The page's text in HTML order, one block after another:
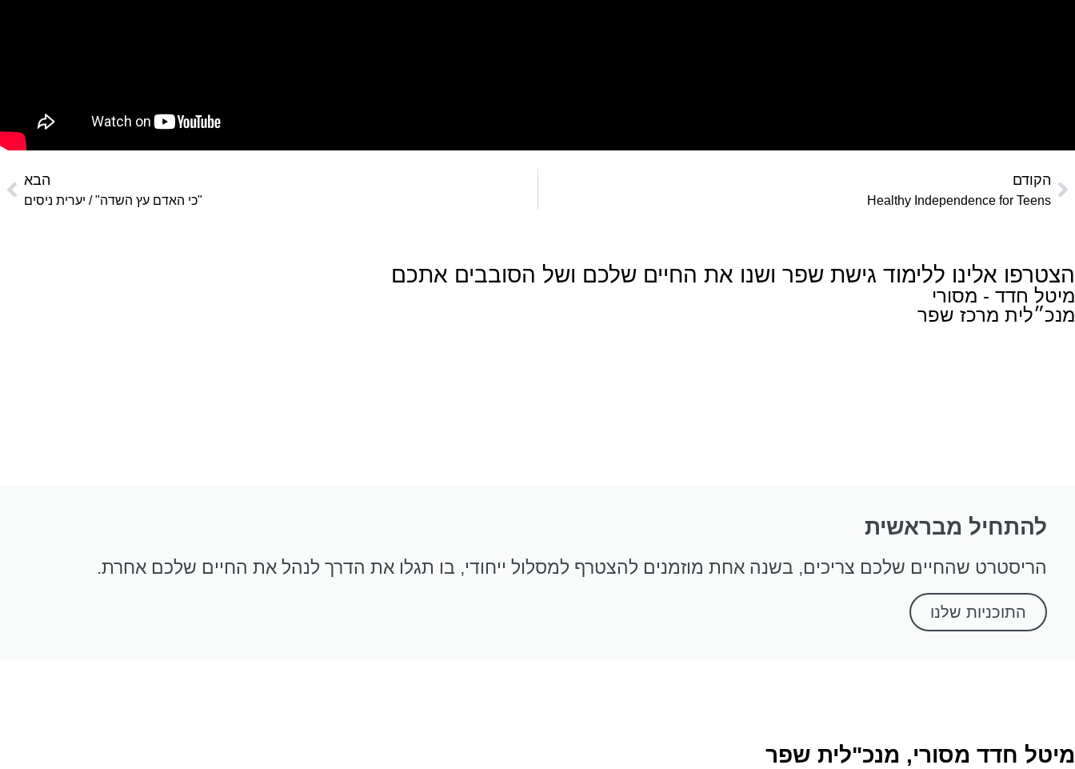
הקודם
Healthy Independence for Teens
הבא
"כי האדם עץ השדה" / יערית ניסים
הצטרפו אלינו ללימוד גישת שפר ושנו את החיים שלכם ושל הסובבים אתכם
מיטל חדד - מסורי
מנכ״לית מרכז שפר
להתחיל מבראשית
הריסטרט שהחיים שלכם צריכים, בשנה אחת מוזמנים להצטרף למסלול ייחודי, בו תגלו את הדרך לנהל את החיים שלכם אחרת.
התוכניות שלנו
מיטל חדד מסורי, מנכ"לית שפר